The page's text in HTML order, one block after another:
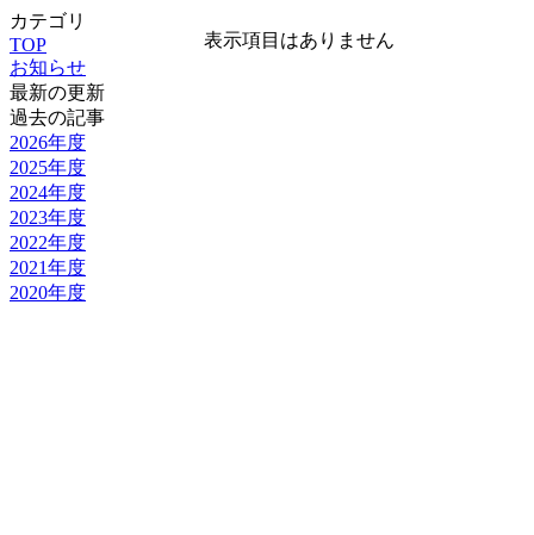
カテゴリ
TOP
お知らせ
最新の更新
過去の記事
2026年度
2025年度
2024年度
2023年度
2022年度
2021年度
2020年度
表示項目はありません